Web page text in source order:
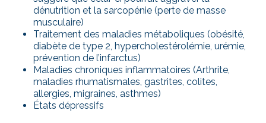
dénutrition et la sarcopénie (perte de masse
musculaire)
Traitement des maladies métaboliques (obésité,
diabète de type 2, hypercholestérolémie, urémie,
prévention de l’infarctus)
Maladies chroniques inflammatoires (Arthrite,
maladies rhumatismales, gastrites, colites,
allergies, migraines, asthmes)
États dépressifs